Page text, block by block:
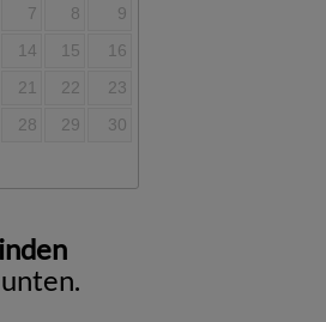
7 8
9
14 15
16
21 22
23
28 29
30